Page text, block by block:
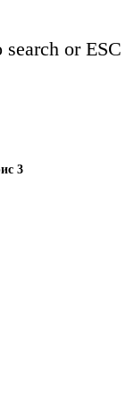
or ESC
3